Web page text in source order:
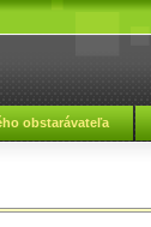
obstarávateľa